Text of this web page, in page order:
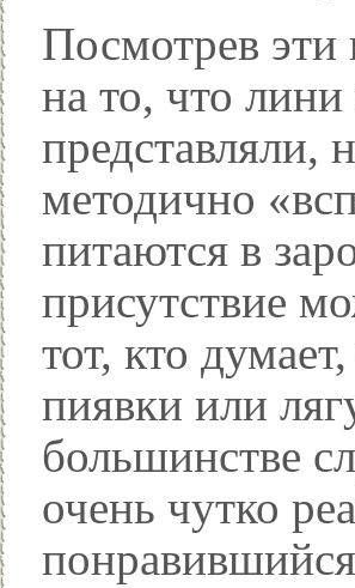
Посмотрев эти
на то, что лини
представляли,
методично
питаются в
присутствие
тот, кто
пиявки или
большинстве
очень чутко